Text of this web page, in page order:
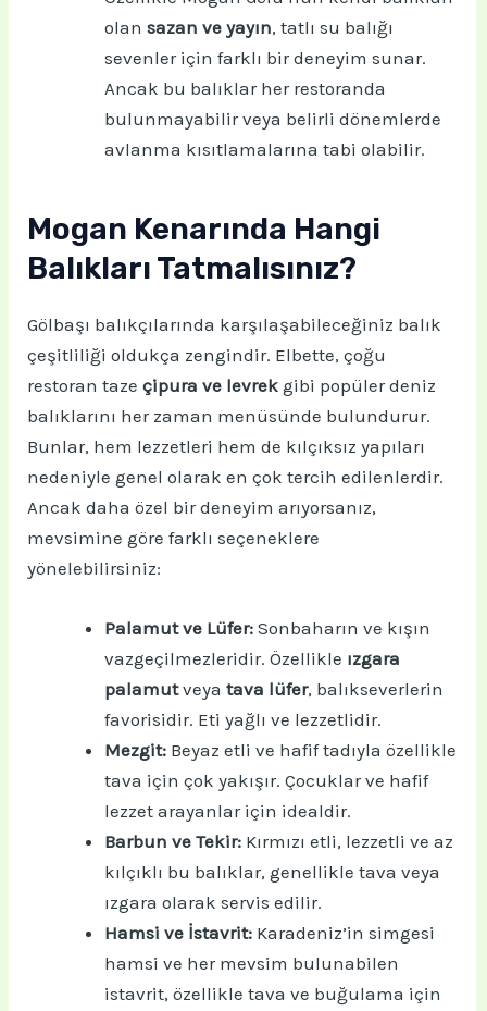
olansazan ve yayın, tatlı su balığı
sevenler için farklı bir deneyim sunar.
Ancak bu balıklar her restoranda
bulunmayabilir veya belirli dönemlerde
avlanma kısıtlamalarına tabi olabilir.
Mogan Kenarında Hangi
Balıkları Tatmalısınız?
Gölbaşı balıkçılarında karşılaşabileceğiniz balık
çeşitliliği oldukça zengindir. Elbette, çoğu
restoran tazeçipura ve levrek gibi popüler deniz
balıklarını her zaman menüsünde bulundurur.
Bunlar, hem lezzetleri hem de kılçıksız yapıları
nedeniyle genel olarak en çok tercih edilenlerdir.
Ancak daha özel bir deneyim arıyorsanız,
mevsimine göre farklı seçeneklere
yönelebilirsiniz:
Palamut ve Lüfer: Sonbaharın ve kışın
vazgeçilmezleridir. Özellikle ızgara
palamutveyatava lüfer, balıkseverlerin
favorisidir. Eti yağlı ve lezzetlidir.
Mezgit: Beyaz etli ve hafif tadıyla özellikle
tava için çok yakışır. Çocuklar ve hafif
lezzet arayanlar için idealdir.
Barbun ve Tekir: Kırmızı etli, lezzetli ve az
kılçıklı bu balıklar, genellikle tava veya
ızgara olarak servis edilir.
Hamsi ve İstavrit: Karadeniz’in simgesi
hamsi ve her mevsim bulunabilen
istavrit, özellikle tava ve buğulama için